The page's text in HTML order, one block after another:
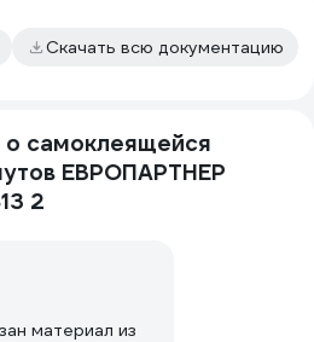
Скачать всю документацию
самоклеящейся
ЕВРОПАРТНЕР
2
материал из